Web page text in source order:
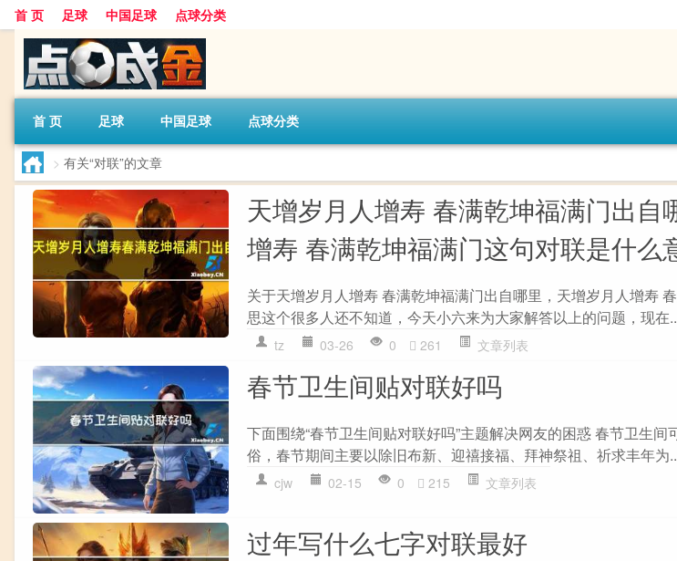
首 页 足球 中国足球 点球分类
首 页 足球 中国足球 点球分类
> 有关“对联”的文章
天增岁月人增寿 春满乾坤福满门出自
增寿 春满乾坤福满门这句对联是什么
关于天增岁月人增寿 春满乾坤福满门出自哪里，天增岁月人增寿
思这个很多人还不知道，今天小六来为大家解答以上的问题，现在
tz 03-26 0 261 文章列表
春节卫生间贴对联好吗
下面围绕“春节卫生间贴对联好吗”主题解决网友的困惑 春节卫生
俗，春节期间主要以除旧布新、迎禧接福、拜神祭祖、祈求丰年为
cjw 02-15 0 215 文章列表
过年写什么七字对联最好